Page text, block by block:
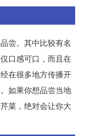
尝。其中比较有名
口感可口，而且在
在很多地方传播开
如果你想品尝当地
菜，绝对会让你大